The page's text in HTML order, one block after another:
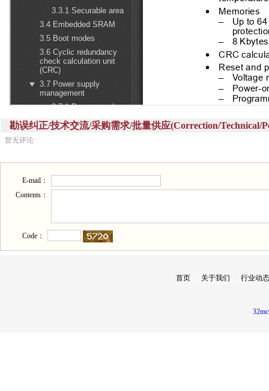
勘误纠正/技术交流/采购需求/批量供应(Correction/Technical/
暂无评论
E-mail：
Contents：
Code：
首页 关于我们 行业动态